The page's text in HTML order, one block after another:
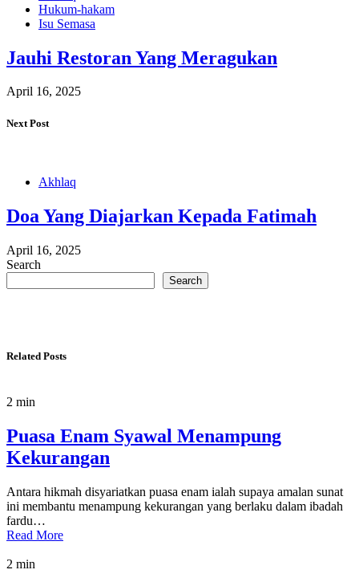
Hukum-hakam
Isu Semasa
Jauhi Restoran Yang Meragukan
April 16, 2025
Next Post
Akhlaq
Doa Yang Diajarkan Kepada Fatimah
April 16, 2025
Search
Search
Related Posts
2 min
Puasa Enam Syawal Menampung
Kekurangan
Antara hikmah disyariatkan puasa enam ialah supaya amalan sunat
ini membantu menampung kekurangan yang berlaku dalam ibadah
fardu…
Read More
2 min